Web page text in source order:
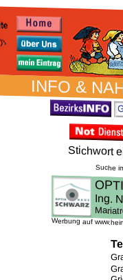
INFO &
Stich­wort
Suche
Werbung auf